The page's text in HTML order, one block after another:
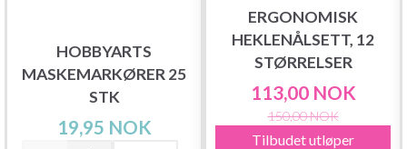
HOBBYARTS
MASKEMARKØRER 25
STK
19,95 NOK
ERGONOMISK
HEKLENÅLSETT, 12
STØRRELSER
113,00 NOK
150,00 NOK
Tilbudet utløper